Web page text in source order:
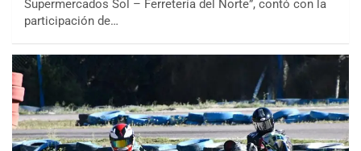
Supermercados Sol – Ferretería del Norte”, contó con la
participación de…